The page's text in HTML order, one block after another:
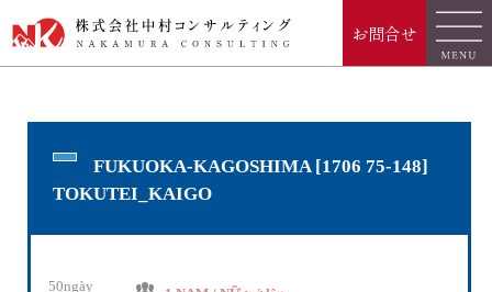
お問合せ
FUKUOKA-KAGOSHIMA [1706 75-148]
TOKUTEI_KAIGO
50ngày